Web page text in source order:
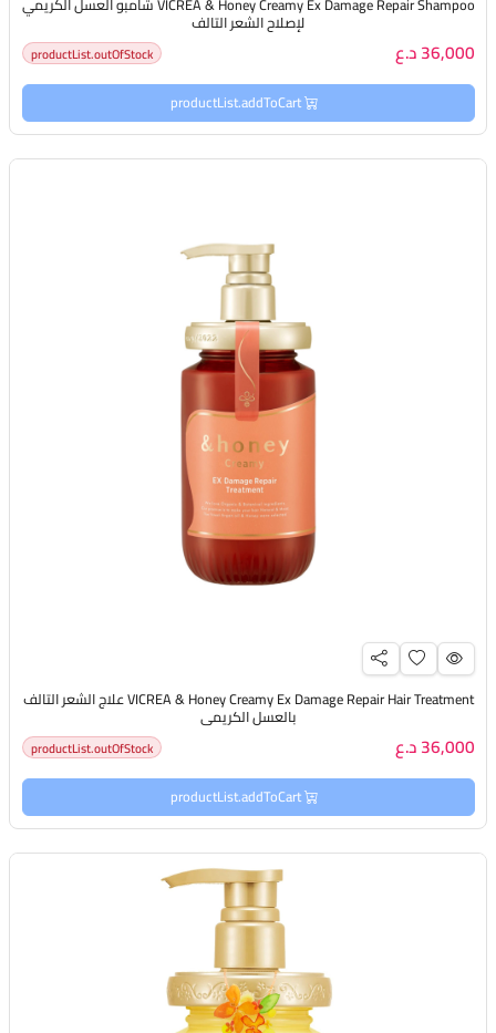
لإصلاح الشعر التالف
36,000 د.ع productList.outOfStock
productList.addToCart
VICREA & Honey Creamy Ex Damage Repair Hair Treatment علاج الشعر التالف
بالعسل الكريمي
36,000 د.ع productList.outOfStock
productList.addToCart